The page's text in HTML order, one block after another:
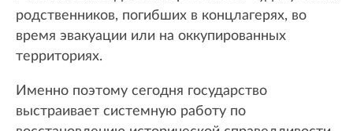
родственников, погибших в концлагерях, во
время эвакуации или на оккупированных
территориях.
Именно поэтому сегодня государство
выстраивает системную работу по